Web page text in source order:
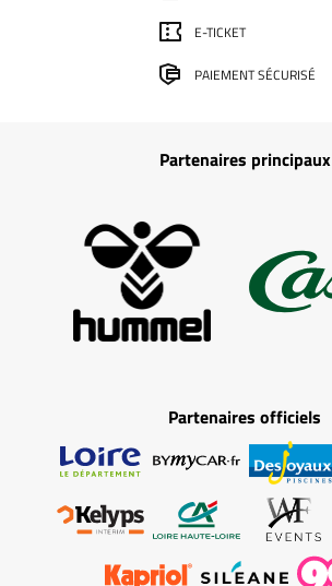
E-TICKET
PAIEMENT SÉCURISÉ
Partenaires principaux
Partenaires officiels